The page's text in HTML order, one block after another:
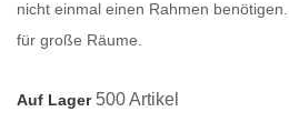
nicht einmal einen Rahmen
für große Räume.
Auf Lager 500 Artikel